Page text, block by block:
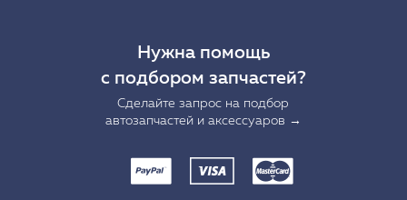
Нужна помощь
с подбором запчастей?
Сделайте запрос на подбор
автозапчастей и аксессуаров →